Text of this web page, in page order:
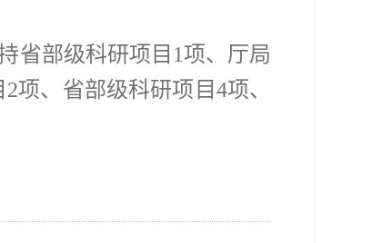
省部级科研项目 1项、厅局
2项、省部级科研项目4项、